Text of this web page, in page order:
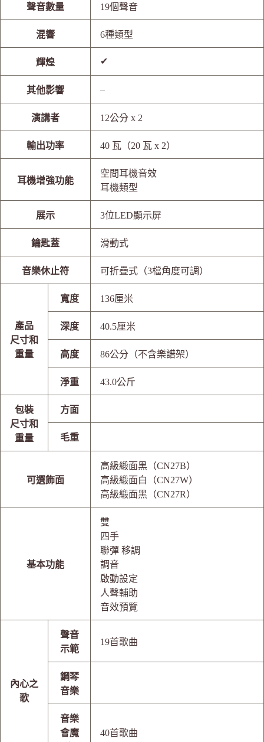
聲音數量 19個聲音
混響 6種類型
輝煌 ✔
其他影響 –
演講者 12公分 x 2
輸出功率 40 瓦（20 瓦 x 2）
耳機增強功能
空間耳機音效
耳機類型
展示 3位LED顯示屏
鑰匙蓋 滑動式
音樂休止符 可折疊式（3檔角度可調）
產品
尺寸和
重量
寬度 136厘米
深度 40.5厘米
高度 86公分（不含樂譜架）
淨重 43.0公斤
包裝
尺寸和
重量
方面
毛重
可選飾面
高級緞面黑（CN27B）
高級緞面白（CN27W）
高級緞面黑（CN27R）
基本功能
雙
四手
聯彈 移調
調音
啟動設定
人聲輔助
音效預覽
內心之
歌
聲音
示範
19首歌曲
鋼琴
音樂
音樂
會魔
40首歌曲